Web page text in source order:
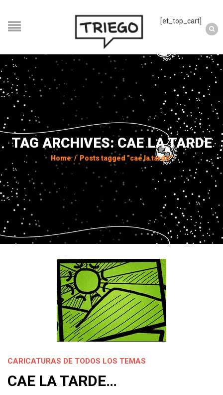
[et_top_cart]
TAG ARCHIVES: CAE LA TARDE
Home / Posts tagged "cae la tarde"
CARICATURAS DE TODOS LOS TEMAS
CAE LA TARDE…